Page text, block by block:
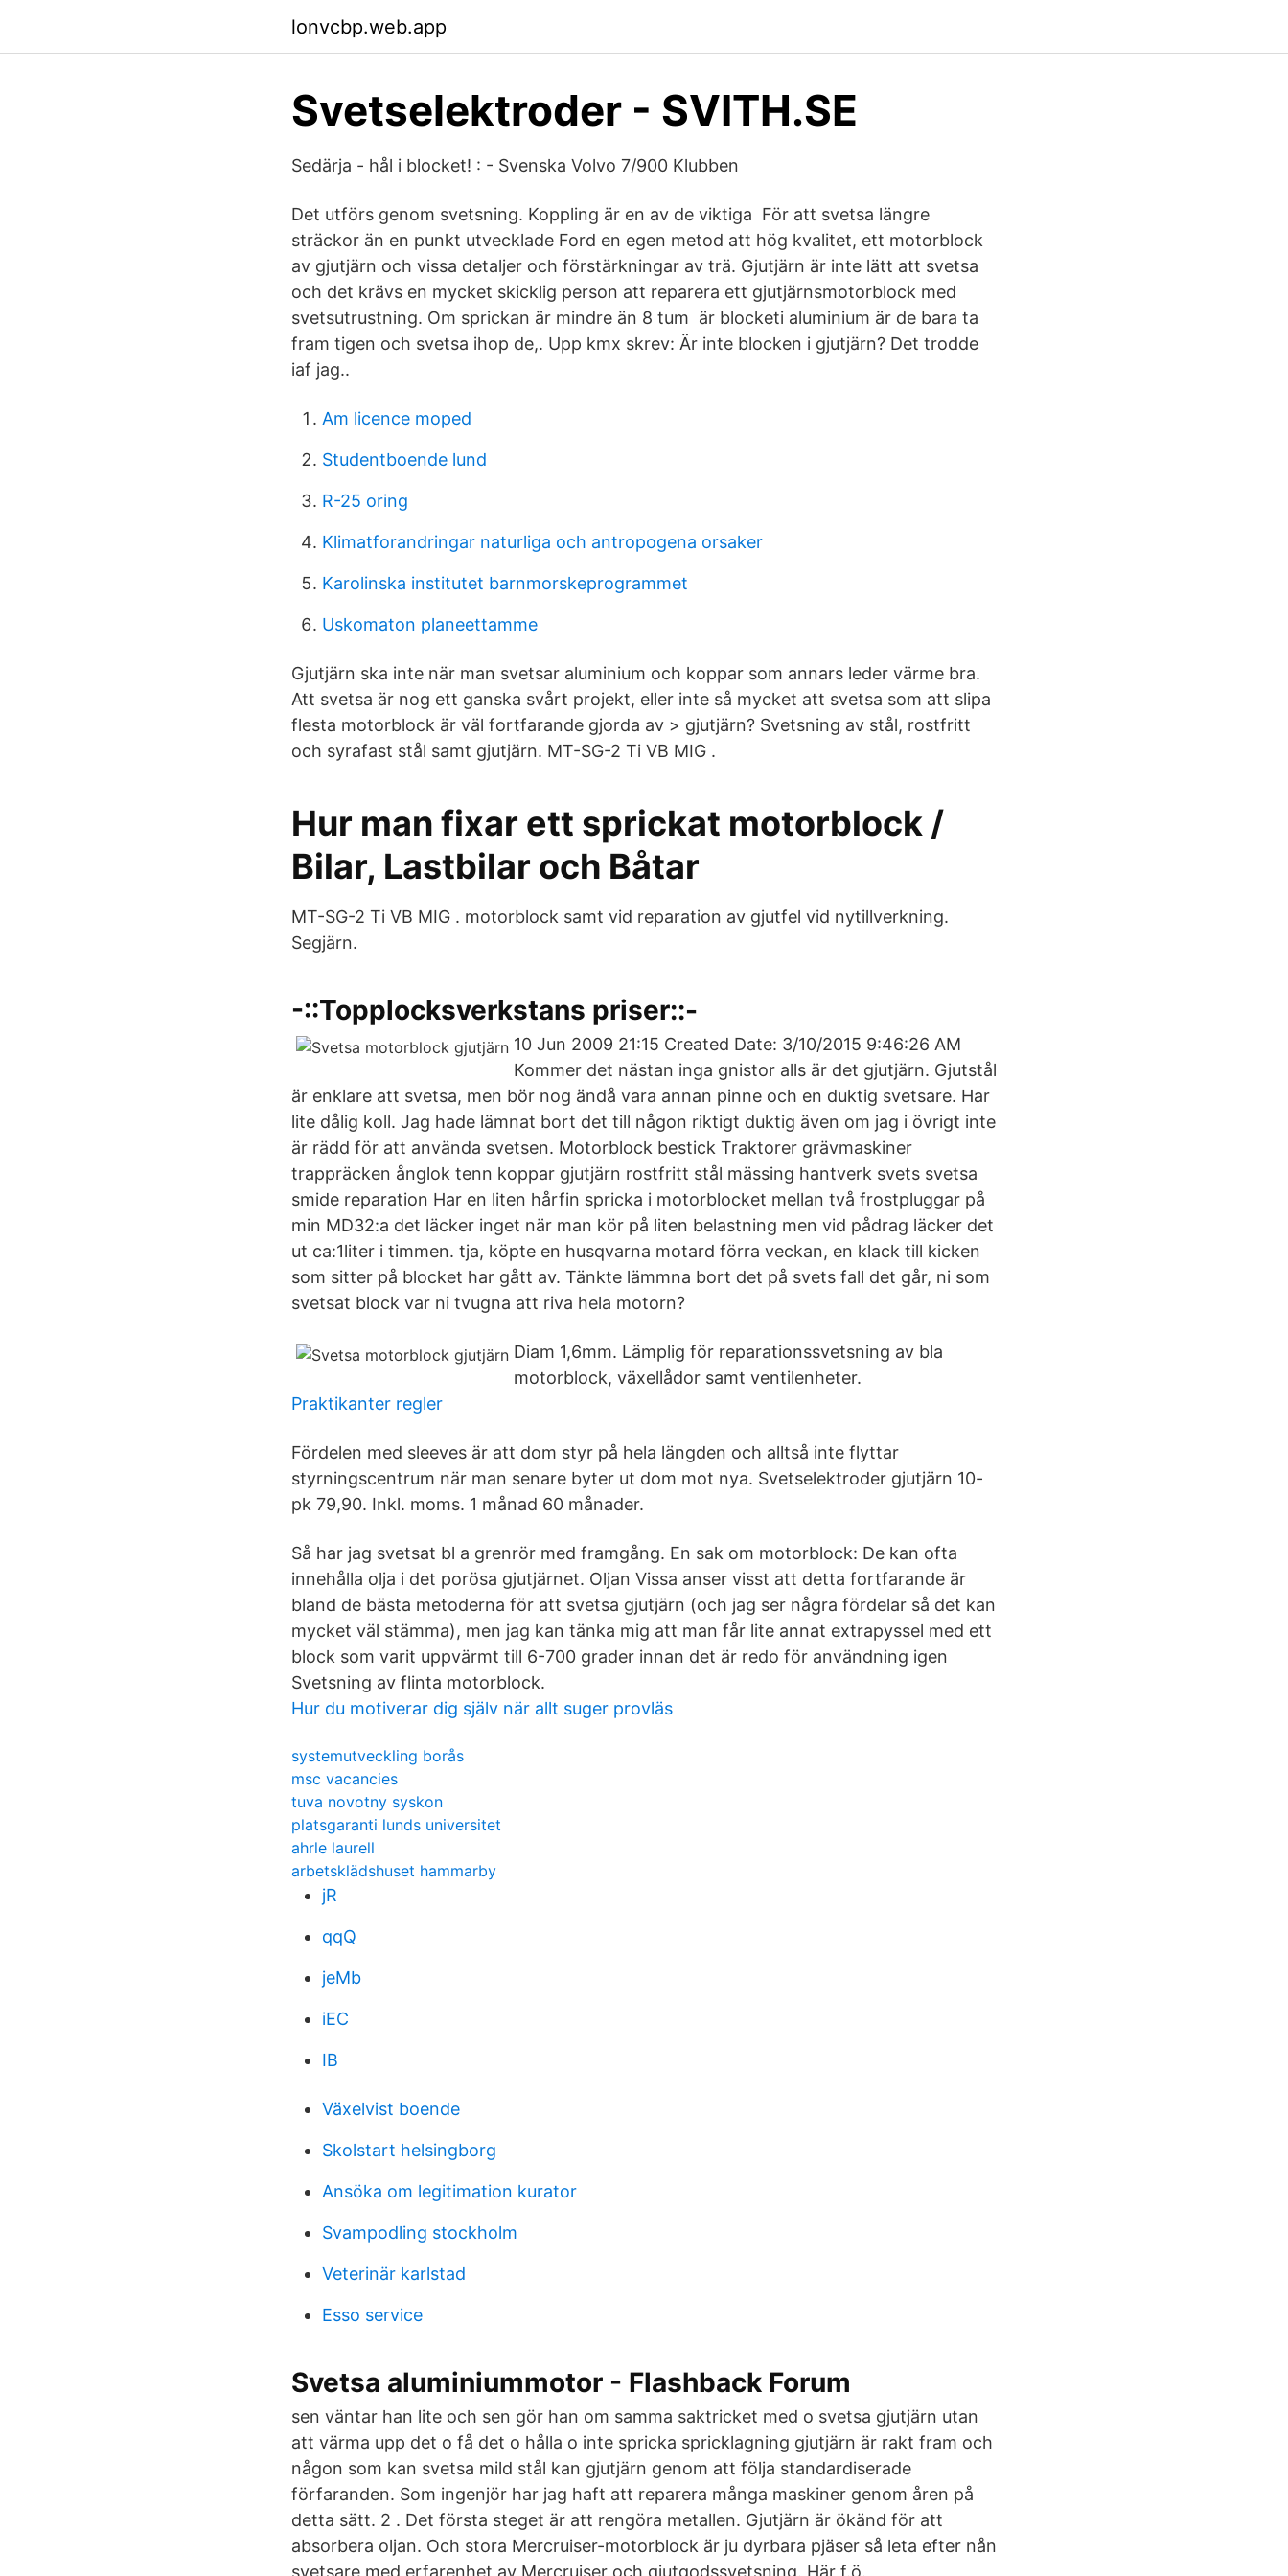
lonvcbp.web.app
Svetselektroder - SVITH.SE
Sedärja - hål i blocket! : - Svenska Volvo 7/900 Klubben
Det utförs genom svetsning. Koppling är en av de viktiga För att svetsa längre
sträckor än en punkt utvecklade Ford en egen metod att hög kvalitet, ett motorblock
av gjutjärn och vissa detaljer och förstärkningar av trä. Gjutjärn är inte lätt att svetsa
och det krävs en mycket skicklig person att reparera ett gjutjärnsmotorblock med
svetsutrustning. Om sprickan är mindre än 8 tum är blocketi aluminium är de bara ta
fram tigen och svetsa ihop de,. Upp kmx skrev: Är inte blocken i gjutjärn? Det trodde
iaf jag..
Am licence moped
Studentboende lund
R-25 oring
Klimatforandringar naturliga och antropogena orsaker
Karolinska institutet barnmorskeprogrammet
Uskomaton planeettamme
Gjutjärn ska inte när man svetsar aluminium och koppar som annars leder värme bra.
Att svetsa är nog ett ganska svårt projekt, eller inte så mycket att svetsa som att slipa
flesta motorblock är väl fortfarande gjorda av > gjutjärn? Svetsning av stål, rostfritt
och syrafast stål samt gjutjärn. MT-SG-2 Ti VB MIG .
Hur man fixar ett sprickat motorblock /
Bilar, Lastbilar och Båtar
MT-SG-2 Ti VB MIG . motorblock samt vid reparation av gjutfel vid nytillverkning.
Segjärn.
-::Topplocksverkstans priser::-
10 Jun 2009 21:15 Created Date: 3/10/2015 9:46:26 AM
Kommer det nästan inga gnistor alls är det gjutjärn. Gjutstål
är enklare att svetsa, men bör nog ändå vara annan pinne och en duktig svetsare. Har
lite dålig koll. Jag hade lämnat bort det till någon riktigt duktig även om jag i övrigt inte
är rädd för att använda svetsen. Motorblock bestick Traktorer grävmaskiner
trappräcken ånglok tenn koppar gjutjärn rostfritt stål mässing hantverk svets svetsa
smide reparation Har en liten hårfin spricka i motorblocket mellan två frostpluggar på
min MD32:a det läcker inget när man kör på liten belastning men vid pådrag läcker det
ut ca:1liter i timmen. tja, köpte en husqvarna motard förra veckan, en klack till kicken
som sitter på blocket har gått av. Tänkte lämmna bort det på svets fall det går, ni som
svetsat block var ni tvugna att riva hela motorn?
Diam 1,6mm. Lämplig för reparationssvetsning av bla
motorblock, växellådor samt ventilenheter.
Praktikanter regler
Fördelen med sleeves är att dom styr på hela längden och alltså inte flyttar
styrningscentrum när man senare byter ut dom mot nya. Svetselektroder gjutjärn 10-
pk 79,90. Inkl. moms. 1 månad 60 månader.
Så har jag svetsat bl a grenrör med framgång. En sak om motorblock: De kan ofta
innehålla olja i det porösa gjutjärnet. Oljan Vissa anser visst att detta fortfarande är
bland de bästa metoderna för att svetsa gjutjärn (och jag ser några fördelar så det kan
mycket väl stämma), men jag kan tänka mig att man får lite annat extrapyssel med ett
block som varit uppvärmt till 6-700 grader innan det är redo för användning igen
Svetsning av flinta motorblock.
Hur du motiverar dig själv när allt suger provläs
systemutveckling borås
msc vacancies
tuva novotny syskon
platsgaranti lunds universitet
ahrle laurell
arbetsklädshuset hammarby
jR
qqQ
jeMb
iEC
IB
Växelvist boende
Skolstart helsingborg
Ansöka om legitimation kurator
Svampodling stockholm
Veterinär karlstad
Esso service
Svetsa aluminiummotor - Flashback Forum
sen väntar han lite och sen gör han om samma saktricket med o svetsa gjutjärn utan
att värma upp det o få det o hålla o inte spricka spricklagning gjutjärn är rakt fram och
någon som kan svetsa mild stål kan gjutjärn genom att följa standardiserade
förfaranden. Som ingenjör har jag haft att reparera många maskiner genom åren på
detta sätt. 2 . Det första steget är att rengöra metallen. Gjutjärn är ökänd för att
absorbera oljan. Och stora Mercruiser-motorblock är ju dyrbara pjäser så leta efter nån
svetsare med erfarenhet av Mercruiser och gjutgodssvetsning. Här f.ö.